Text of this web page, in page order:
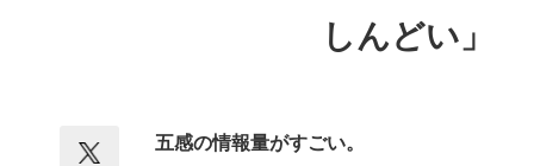
しんどい」
五感の情報量がすごい。